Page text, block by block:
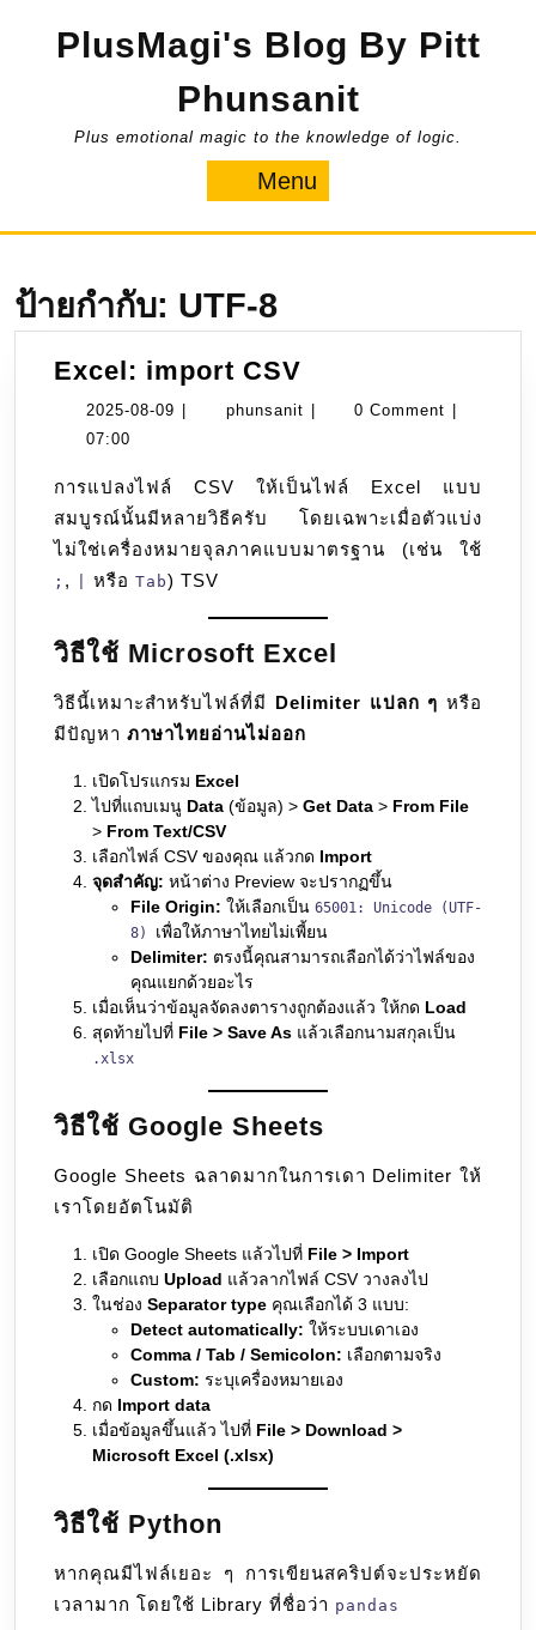
PlusMagi's Blog By Pitt
Phunsanit
Plus emotional magic to the knowledge of logic.
Menu
ป้ายกำกับ: UTF-8
Excel: import CSV
import
2025-08-09 2025- phunsanit phunsanit0 Comment
07:00
การแปลงไฟล์ CSV ให้เป็นไฟล์ Excel แบบ
สมบูรณ์นั้นมีหลายวิธีครับ โดยเฉพาะเมื่อตัวแบ่ง
ไม่ใช่เครื่องหมายจุลภาคแบบมาตรฐาน (เช่น ใช้
; , หรือ Tab) TSV
วิธีใช้ Microsoft Excel
วิธีนี้เหมาะสำหรับไฟล์ที่มี Delimiter แปลก ๆ หรือ
มีปัญหา ภาษาไทยอ่านไม่ออก
เปิดโปรแกรม Excel
ไปที่แถบเมนู Data (ข้อมูล) > Get Data > From File
> From Text/CSV
เลือกไฟล์ CSV ของคุณ แล้วกด Import
จุดสำคัญ: หน้าต่าง Preview จะปรากฏขึ้น
File Origin: ให้เลือกเป็น 65001: Unicode (UTF-
8) เพื่อให้ภาษาไทยไม่เพี้ยน
Delimiter: ตรงนี้คุณสามารถเลือกได้ว่าไฟล์ของ
คุณแยกด้วยอะไร
เมื่อเห็นว่าข้อมูลจัดลงตารางถูกต้องแล้ว ให้กด Load
สุดท้ายไปที่ File > Save As แล้วเลือกนามสกุลเป็น
.xlsx
วิธีใช้ Google Sheets
Google Sheets ฉลาดมากในการเดา Delimiter ให้
เราโดยอัตโนมัติ
เปิด Google Sheets แล้วไปที่ File > Import
เลือกแถบ Upload แล้วลากไฟล์ CSV วางลงไป
ในช่อง Separator type คุณเลือกได้ 3 แบบ:
Detect automatically: ให้ระบบเดาเอง
Comma / Tab / Semicolon: เลือกตามจริง
Custom: ระบุเครื่องหมายเอง
กด Import data
เมื่อข้อมูลขึ้นแล้ว ไปที่ File > Download >
Microsoft Excel (.xlsx)
วิธีใช้ Python
หากคุณมีไฟล์เยอะ ๆ การเขียนสคริปต์จะประหยัด
เวลามาก โดยใช้ Library ที่ชื่อว่า pandas